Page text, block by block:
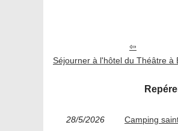
Séjourner à l'hôtel du Théâtre à
28/5/2026 Camping